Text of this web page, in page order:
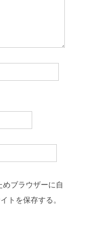
ブラウザーに自
トを保存する。